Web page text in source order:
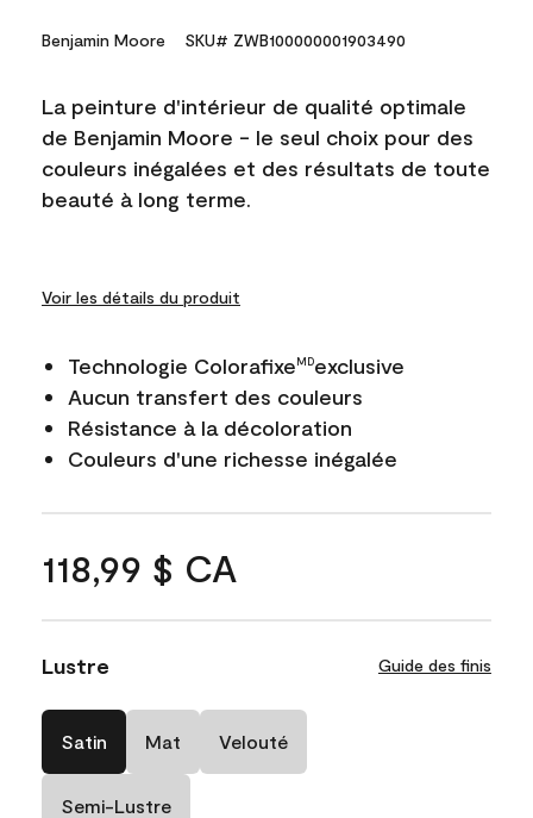
Benjamin Moore SKU# ZWB100000001903490
La peinture d'intérieur de qualité optimale
de Benjamin Moore - le seul choix pour des
couleurs inégalées et des résultats de toute
beauté à long terme.
Voir les détails du produit
Technologie ColorafixeMDexclusive
Aucun transfert des couleurs
Résistance à la décoloration
Couleurs d'une richesse inégalée
118,99 $ CA
Lustre Guide des finis
Satin Mat Velouté
Semi-Lustre